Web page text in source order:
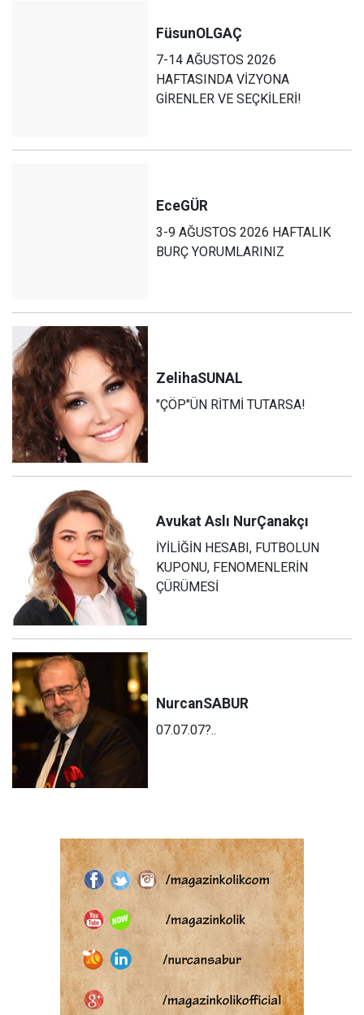
FüsunOLGAÇ
7-14 AĞUSTOS 2026
HAFTASINDA VİZYONA
GİRENLER VE SEÇKİLERİ!
EceGÜR
3-9 AĞUSTOS 2026 HAFTALIK
BURÇ YORUMLARINIZ
ZelihaSUNAL
"ÇÖP"ÜN RİTMİ TUTARSA!
Avukat Aslı NurÇanakçı
İYİLİĞİN HESABI, FUTBOLUN
KUPONU, FENOMENLERİN
ÇÜRÜMESİ
NurcanSABUR
07.07.07?..